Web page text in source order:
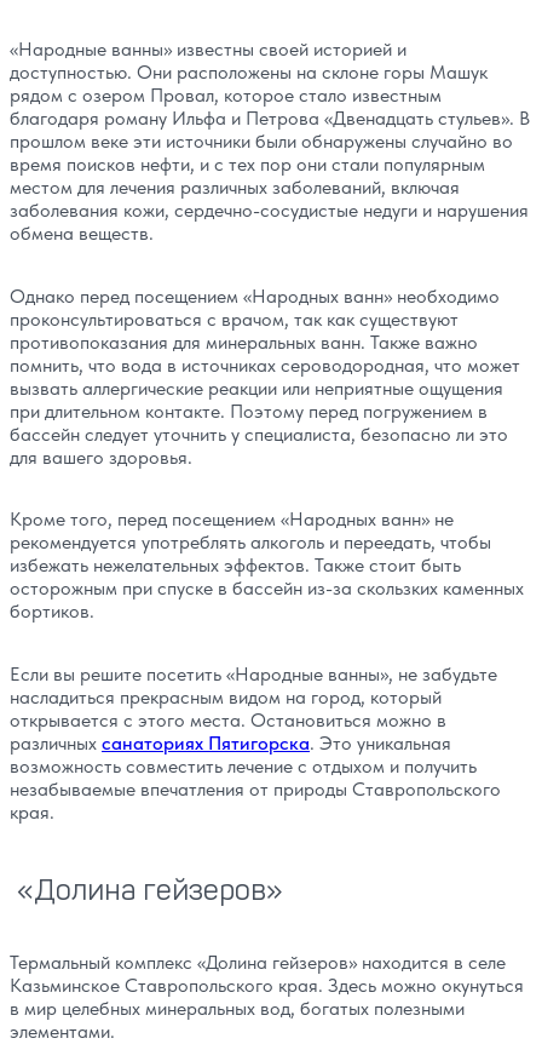
«Народные ванны» известны своей историей и
доступностью. Они расположены на склоне горы Машук
рядом с озером Провал, которое стало известным
благодаря роману Ильфа и Петрова «Двенадцать стульев». В
прошлом веке эти источники были обнаружены случайно во
время поисков нефти, и с тех пор они стали популярным
местом для лечения различных заболеваний, включая
заболевания кожи, сердечно-сосудистые недуги и нарушения
обмена веществ.
Однако перед посещением «Народных ванн» необходимо
проконсультироваться с врачом, так как существуют
противопоказания для минеральных ванн. Также важно
помнить, что вода в источниках сероводородная, что может
вызвать аллергические реакции или неприятные ощущения
при длительном контакте. Поэтому перед погружением в
бассейн следует уточнить у специалиста, безопасно ли это
для вашего здоровья.
Кроме того, перед посещением «Народных ванн» не
рекомендуется употреблять алкоголь и переедать, чтобы
избежать нежелательных эффектов. Также стоит быть
осторожным при спуске в бассейн из-за скользких каменных
бортиков.
Если вы решите посетить «Народные ванны», не забудьте
насладиться прекрасным видом на город, который
открывается с этого места. Остановиться можно в
различных санаториях Пятигорска. Это уникальная
возможность совместить лечение с отдыхом и получить
незабываемые впечатления от природы Ставропольского
края.
«Долина гейзеров»
Термальный комплекс «Долина гейзеров» находится в селе
Казьминское Ставропольского края. Здесь можно окунуться
в мир целебных минеральных вод, богатых полезными
элементами.